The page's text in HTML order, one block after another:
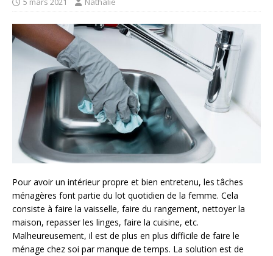
Pour avoir un intérieur propre et bien entretenu, les tâches
ménagères font partie du lot quotidien de la femme. Cela
consiste à faire la vaisselle, faire du rangement, nettoyer la
maison, repasser les linges, faire la cuisine, etc.
Malheureusement, il est de plus en plus difficile de faire le
ménage chez soi par manque de temps. La solution est de